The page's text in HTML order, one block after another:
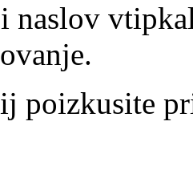
naslov
poizkusite